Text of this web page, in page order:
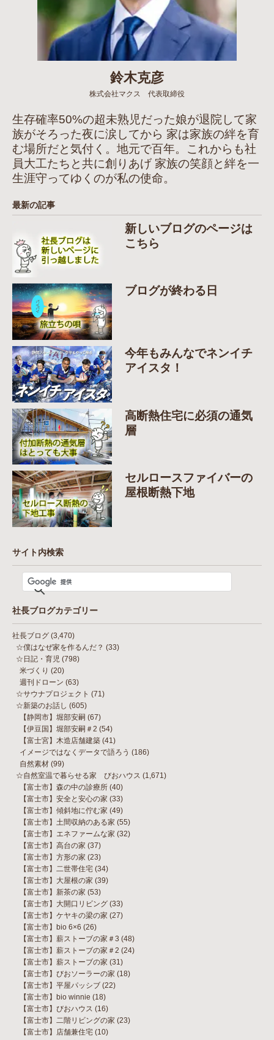
鈴木克彦
株式会社マクス 代表取締役
生存確率50%の超未熟児だった娘が退院して家
族がそろった夜に涙してから 家は家族の絆を育
む場所だと気付く。地元で百年。これからも社
員大工たちと共に創りあげ 家族の笑顔と絆を一
生涯守ってゆくのが私の使命。
最新の記事
新しいブログのページは
こちら
ブログが終わる日
今年もみんなでネンイチ
アイスタ！
高断熱住宅に必須の通気
層
セルロースファイバーの
屋根断熱下地
サイト内検索
社長ブログカテゴリー
社長ブログ (3,470)
☆僕はなぜ家を作るんだ？ (33)
☆日記・育児 (798)
米づくり (20)
週刊ドローン (63)
☆サウナプロジェクト (71)
☆新築のお話し (605)
【静岡市】堀部安嗣 (67)
【伊豆国】堀部安嗣＃2 (54)
【富士宮】木造店舗建築 (41)
イメージではなくデータで語ろう (186)
自然素材 (99)
☆自然室温で暮らせる家 びおハウス (1,671)
【富士市】森の中の診療所 (40)
【富士市】安全と安心の家 (33)
【富士市】傾斜地に佇む家 (49)
【富士市】土間収納のある家 (55)
【富士市】エネファームな家 (32)
【富士市】高台の家 (37)
【富士市】方形の家 (23)
【富士市】二世帯住宅 (34)
【富士市】大屋根の家 (39)
【富士市】新茶の家 (53)
【富士市】大開口リビング (33)
【富士市】ケヤキの梁の家 (27)
【富士市】bio 6×6 (26)
【富士市】薪ストーブの家＃3 (48)
【富士市】薪ストーブの家＃2 (24)
【富士市】薪ストーブの家 (31)
【富士市】びおソーラーの家 (18)
【富士市】平屋パッシブ (22)
【富士市】bio winnie (18)
【富士市】びおハウス (16)
【富士市】二階リビングの家 (23)
【富士市】店舗兼住宅 (10)